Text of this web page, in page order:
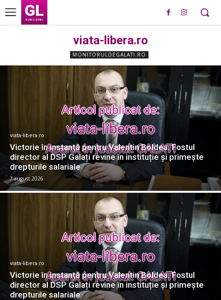
GL
ROBO ȘTIRI
viata-libera.ro
MONITORULDEGALATI.RO
viata-libera.ro
Victorie în instanță pentru Valentin Boldea. Fostul
director al DSP Galați revine în instituție și primește
drepturile salariale
7 august 2026
viata-libera.ro
Victorie în instanță pentru Valentin Boldea. Fostul
director al DSP Galați revine în instituție și primește
drepturile salariale